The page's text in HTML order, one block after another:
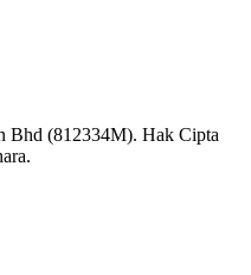
Bhd (812334M). Hak Cipta